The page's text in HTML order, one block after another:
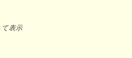
* 10進数を2進数変換に変換して表示